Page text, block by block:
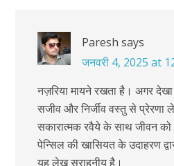
Paresh says
जनवरी 4, 2025 at
नज़रिया मायने रखता है। अगर
सजीव और निर्जीव वस्तु से प्रेरणा
सकारात्मक रवैये के साथ जीवन को
पेन्सिल की खासियत के उदाहरण
यह लेख सराहनीय है।